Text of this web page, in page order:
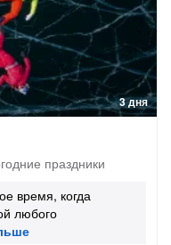
3 дня
праздники
время, когда
любого